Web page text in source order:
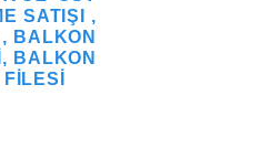
SATIŞI ,
BALKON
BALKON